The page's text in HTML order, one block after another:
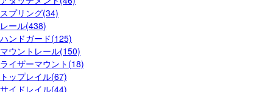
スプリング(34)
レール(438)
ハンドガード(125)
マウントレール(150)
ライザーマウント(18)
トップレイル(67)
サイドレイル(44)